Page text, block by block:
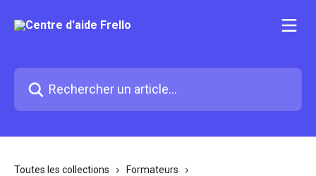
Toutes les collections
Formateurs